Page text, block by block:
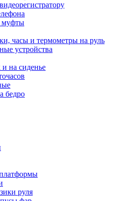
муфты
часы и термометры на руль
устройства
на сиденье
бедро
руля